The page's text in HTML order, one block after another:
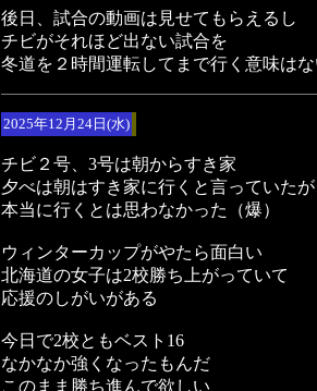
後日、試合の動画は見せてもらえるし
チビがそれほど出ない試合を
冬道を２時間運転してまで行く意味は
2025年12月24日(水)
チビ２号、3号は朝からすき家
夕べは朝はすき家に行くと言っていたが
本当に行くとは思わなかった（爆）
ウィンターカップがやたら面白い
北海道の女子は2校勝ち上がっていて
応援のしがいがある
今日で2校ともベスト16
なかなか強くなったもんだ
このまま勝ち進んで欲しい